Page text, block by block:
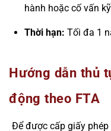
hành hoặc cố vấn
Thời hạn: Tối đa 1
Hướng dẫn thủ
động theo FTA
Để được cấp giấy